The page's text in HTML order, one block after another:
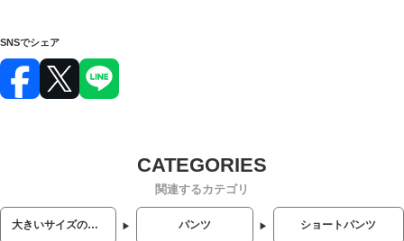
SNSでシェア
関連するカテゴリ
大きいサイズのメンズ服 パンツ ショートパンツ